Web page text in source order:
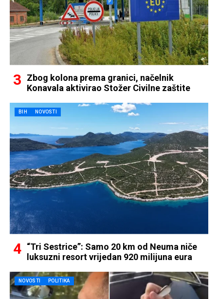
Zbog kolona prema granici, načelnik
Konavala aktivirao Stožer Civilne zaštite
BIH NOVOSTI
“Tri Sestrice”: Samo 20 km od Neuma niče
luksuzni resort vrijedan 920 milijuna eura
NOVOSTI POLITIKA